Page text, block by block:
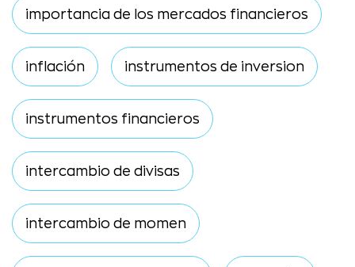
importancia de los mercados financieros
inflación instrumentos de inversion
instrumentos financieros
intercambio de divisas
intercambio de momen